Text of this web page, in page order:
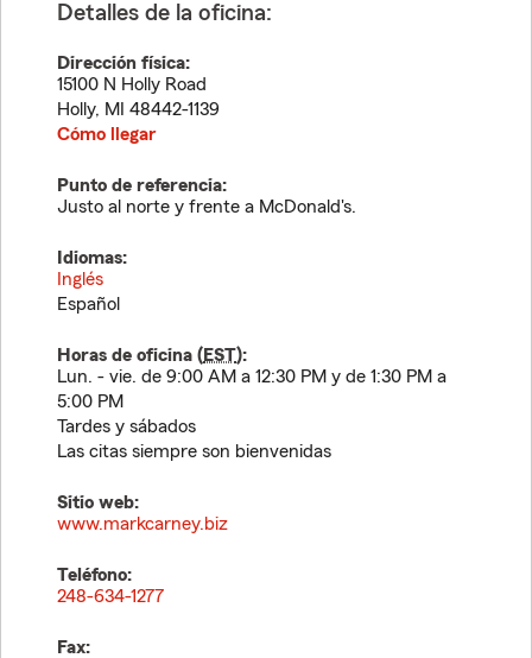
Detalles de la oficina:
Dirección física:
15100 N Holly Road
Holly, MI
48442-1139
Cómo llegar
Punto de referencia:
Justo al norte y frente a McDonald's.
Idiomas:
Inglés
Español
Horas de oficina (EST):
Lun. - vie. de 9:00 AM a 12:30 PM y de 1:30 PM a
5:00 PM
Tardes y sábados
Las citas siempre son bienvenidas
Sitio web:
www.markcarney.biz
Teléfono:
248-634-1277
Fax: